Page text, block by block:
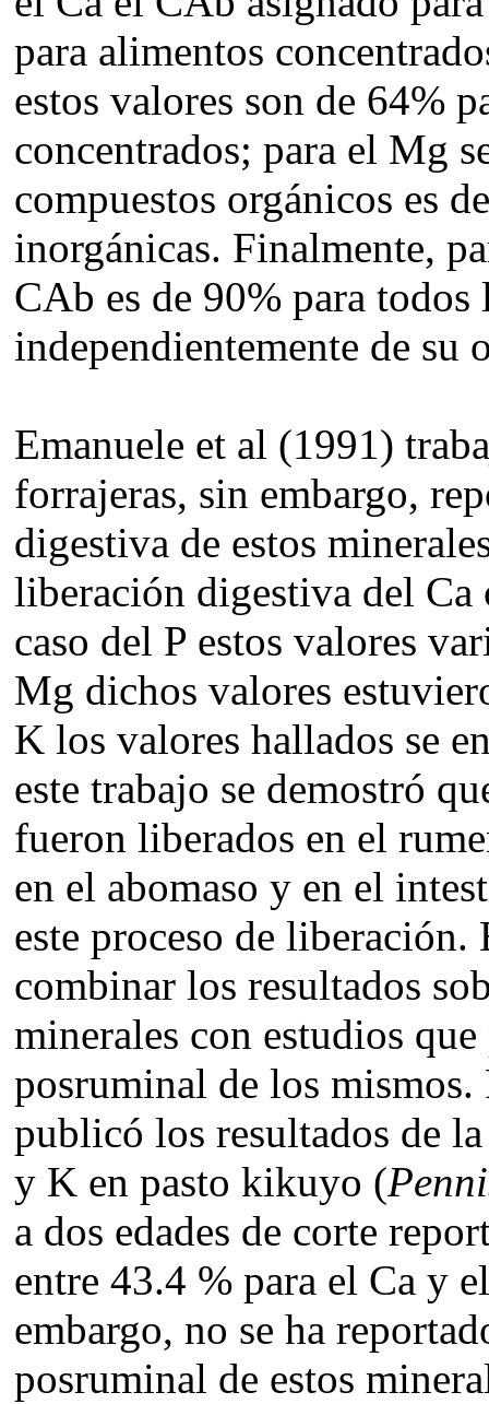
para alimentos
estos valores son de 64%
concentrados; para el Mg
compuestos orgánicos es
inorgánicas. Finalmente,
CAb es de 90% para todos
independientemente de su
Emanuele et al (1991)
forrajeras, sin embargo,
digestiva de estos
liberación digestiva del
caso del P estos valores
Mg dichos valores
K los valores hallados se
este trabajo se demostró
fueron liberados en el
en el abomaso y en el
este proceso de liberación.
combinar los resultados
minerales con estudios
posruminal de los mismos.
publicó los resultados de
y K en pasto kikuyo (
a dos edades de corte
entre 43.4 % para el Ca y
embargo, no se ha
posruminal de estos